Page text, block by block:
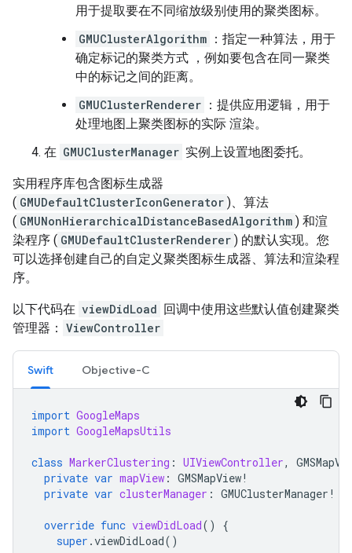
用于提取要在不同缩放级别使用的聚类图标。
GMUClusterAlgorithm ：指定一种算法，用于
确定标记的聚类方式 ，例如要包含在同一聚类
中的标记之间的距离。
GMUClusterRenderer ：提供应用逻辑，用于
处理地图上聚类图标的实际 渲染。
在 GMUClusterManager 实例上设置地图委托。
实用程序库包含图标生成器
( GMUDefaultClusterIconGenerator )、算法
( GMUNonHierarchicalDistanceBasedAlgorithm ) 和渲
染程序 ( GMUDefaultClusterRenderer ) 的默认实现。您
可以选择创建自己的自定义聚类图标生成器、算法和渲染程
序。
以下代码在 viewDidLoad 回调中使用这些默认值创建聚类
管理器： ViewController
Swift Objective-C
import GoogleMaps
import GoogleMapsUtils
class MarkerClustering : UIViewController,
private var mapView : GMSMapView!
private var clusterManager : GMUClusterManager !
override func viewDidLoad()
{
super .viewDidLoad()